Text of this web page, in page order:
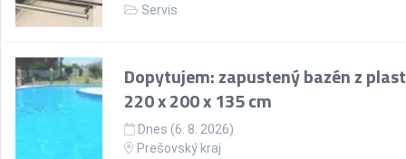
Servis
Dopytujem: zapustený bazén z
220 x 200 x 135 cm
Dnes (6. 8. 2026)
Prešovský kraj